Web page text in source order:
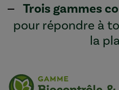
Trois gammes
pour répondre à
la